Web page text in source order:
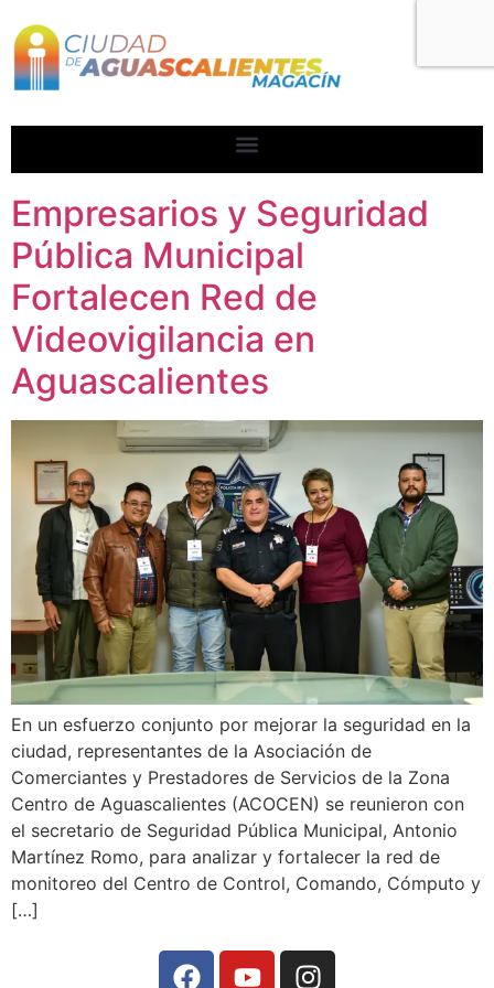
Empresarios y Seguridad
Pública Municipal
Fortalecen Red de
Videovigilancia en
Aguascalientes
En un esfuerzo conjunto por mejorar la seguridad en la
ciudad, representantes de la Asociación de
Comerciantes y Prestadores de Servicios de la Zona
Centro de Aguascalientes (ACOCEN) se reunieron con
el secretario de Seguridad Pública Municipal, Antonio
Martínez Romo, para analizar y fortalecer la red de
monitoreo del Centro de Control, Comando, Cómputo y
[…]